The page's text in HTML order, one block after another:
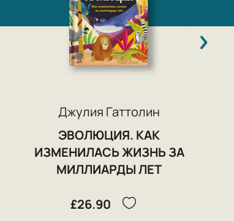
Джулия Гаттолин
ЭВОЛЮЦИЯ. КАК
ИЗМЕНИЛАСЬ ЖИЗНЬ ЗА
МИЛЛИАРДЫ ЛЕТ
£26.90